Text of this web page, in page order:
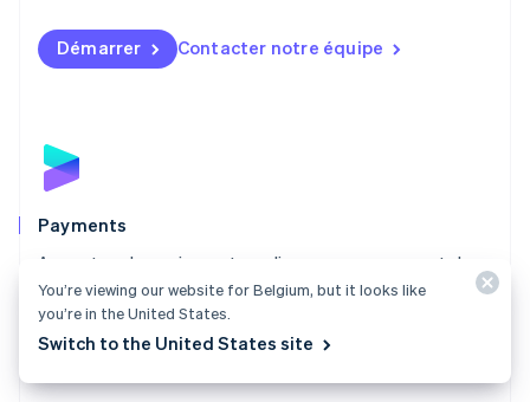
Démarrer Contacter notre équipe
Payments
Acceptez des paiements en ligne, en personne et dans
le monde entier, grâce à une solution de paiement
adaptée à toutes les entreprises.
English简体中文
Malte
Norvège
English
English
Pologne
English
Portugal
R.A.S. de Hong Kong, Chine
You’re viewing our website for Belgium, but it looks like
you’re in the United States.
Switch to the United States site